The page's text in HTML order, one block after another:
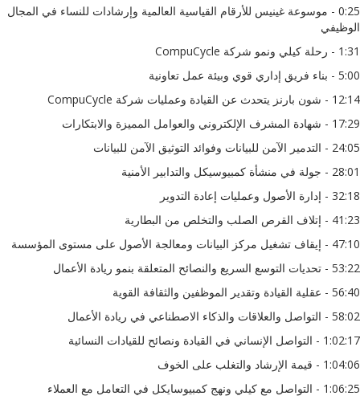
0:25 - موسوعة غينيس للأرقام القياسية العالمية وإرشادات للنساء في المجال
الوظيفي
1:31 - رحلة كيلي ونمو شركة CompuCycle
5:00 - بناء فريق إداري قوي وبيئة عمل تعاونية
12:14 - شون بارنز يتحدث عن القيادة وعمليات شركة CompuCycle
17:29 - شهادة المشرف الإلكتروني والعوامل المميزة والابتكارات
24:05 - التدمير الآمن للبيانات وفوائد التوثيق الآمن للبيانات
28:01 - جولة في منشأة كمبيوسيكل والتدابير الأمنية
32:18 - إدارة الأصول وعمليات إعادة التدوير
41:23 - إتلاف القرص الصلب والتخلص من البطارية
47:10 - إيقاف تشغيل مركز البيانات ومعالجة الأصول على مستوى المؤسسة
53:22 - تحديات التوسع السريع والنصائح المتعلقة بنمو ريادة الأعمال
56:40 - عقلية القيادة وتقدير الموظفين والثقافة القوية
58:02 - التواصل والعلاقات والذكاء الاصطناعي في ريادة الأعمال
1:02:17 - التواصل الإنساني في القيادة ونصائح للقيادات النسائية
1:04:06 - قيمة الإرشاد والتغلب على الخوف
1:06:25 - التواصل مع كيلي ونهج كمبيوسايكل في التعامل مع العملاء